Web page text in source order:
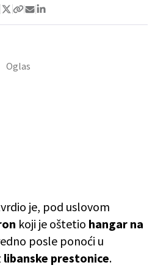
je, pod uslovom
koji je oštetio hangar na
posle ponoći u
libanske prestonice.